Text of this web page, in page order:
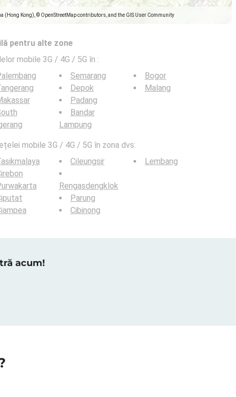
(Hong Kong), © OpenStreetMap contributors, and the GIS User Community
pentru alte zone
mobile 3G / 4G / 5G în :
Semarang
Depok
Padang
Bandar
Lampung
Bogor
Malang
mobile 3G / 4G / 5G în zona dvs:
Cileungsir
Rengasdengklok
Parung
Cibinong
Lembang
acum!